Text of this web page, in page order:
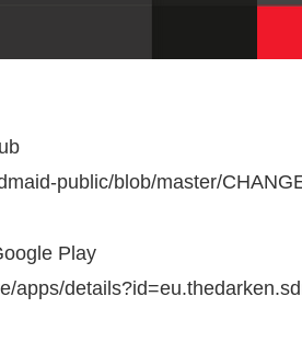
public/blob/master/
Play
apps/